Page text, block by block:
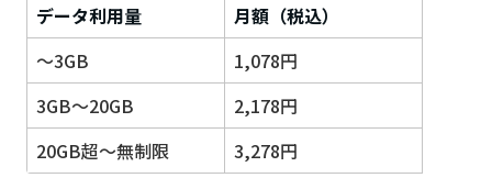
データ利用量
月額（税込）
〜3GB
1,078円
3GB〜20GB
2,178円
20GB超〜無制限
3,278円